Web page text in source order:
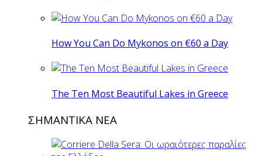
How You Can Do Mykonos on €60 a Day
The Ten Most Beautiful Lakes in Greece
ΣΗΜΑΝΤΙΚΑ ΝΕΑ